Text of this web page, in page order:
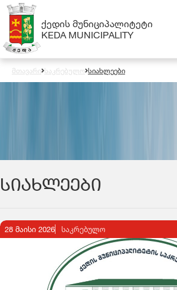
ᲥᲔᲓᲘᲡ ᲛᲣᲜᲘᲪᲘᲞᲐᲚᲘᲢᲔᲢᲘ
KEDA MUNICIPALITY
მთავარი საკრებულო სიახლეები
ᲡᲘᲐᲮᲚᲔᲔᲑᲘ
28 მაისი 2026 ᲡᲐᲙᲠᲔᲑᲣᲚᲝ